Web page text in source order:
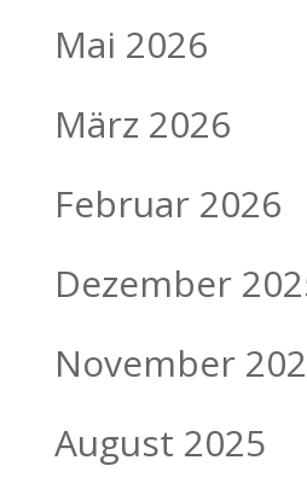
Mai 2026
März 2026
Februar 2026
Dezember
November
August 2025